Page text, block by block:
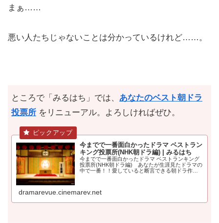
まぁ……
悪い人たちじゃないことは分かっているけれど……。
ところで「みるはち」では、 あなたのベスト朝ドラ
投票所 をリニューアル。よろしければぜひ。
今までで一番面白かったドラマ ベストラン
キング投票所(NHK朝ドラ編) | みるはち
今までで一番面白かったドラマ ベストランキング
投票所(NHK朝ドラ編) あなたが生涯見たドラマの
中で一番！！愛していると断言できる朝ドラ作品
dramarevue.cinemarev.net